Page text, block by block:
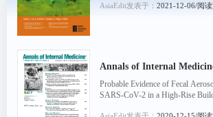
On...
AsiaEdit发表于： 2021-12-06/阅
Annals of Internal
Probable Evidence of Fecal
SARS-CoV-2 in a High-Rise